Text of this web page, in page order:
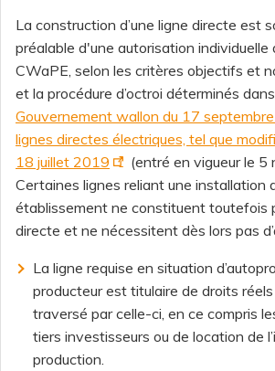
La construction d’une ligne directe est
préalable d'une autorisation individuelle
CWaPE, selon les critères objectifs et
et la procédure d’octroi déterminés
Gouvernement wallon du 17
lignes directes électriques, tel que
18 juillet 2019
(entré en vigueur le 5
Certaines lignes reliant une installation
établissement ne constituent toutefois
directe et ne nécessitent dès lors pas
La ligne requise en situation
producteur est titulaire de droits
traversé par celle-ci, en ce compris
tiers investisseurs ou de location de
production.